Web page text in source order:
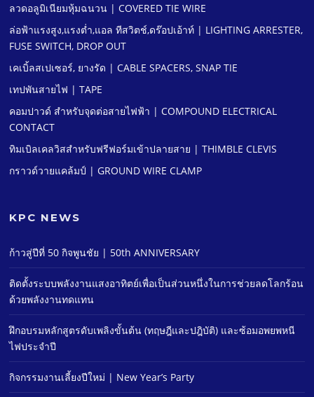
ลวดอลูมิเนียมหุ้มฉนวน | COVERED TIE WIRE
ล่อฟ้าแรงสูง,แรงตํ่า,แอล ทีสวิตช์,ดร๊อปเอ้าท์ | LIGHTING ARRESTER,
FUSE SWITCH, DROP OUT
เคเบิ้ลสเปเซอร์, ยางรัด | CABLE SPACERS, SNAP TIE
เทปพันสายไฟ | TAPE
คอมปาวด์ สําหรับจุดต่อสายไฟฟ้า | COMPOUND ELECTRICAL
CONTACT
ทิมเบิลเคลวิสสําหรับฟรีฟอร์มเข้าปลายสาย | THIMBLE CLEVIS
กราวด์วายแคล้มป์ | GROUND WIRE CLAMP
KPC NEWS
ก้าวสู่ปีที่ 50 กิจพูนชัย | 50th ANNIVERSARY
ติดตั้งระบบพลังงานแสงอาทิตย์เพื่อเป็นส่วนหนึ่งในการช่วยลดโลกร้อน
ด้วยพลังงานทดแทน
ฝึกอบรมหลักสูตรดับเพลิงขั้นต้น (ทฤษฎีและปฎิบัติ) และซ้อมอพยพหนี
ไฟประจําปี
กิจกรรมงานเลี้ยงปีใหม่ | New Year’s Party